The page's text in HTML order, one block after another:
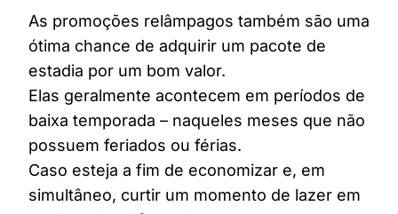
As promoções relâmpagos também são uma
ótima chance de adquirir um pacote de
estadia por um bom valor.
Elas geralmente acontecem em períodos de
baixa temporada – naqueles meses que não
possuem feriados ou férias.
Caso esteja a fim de economizar e, em
simultâneo, curtir um momento de lazer em